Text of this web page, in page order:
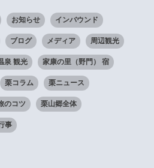
お知らせ インバウンド
ブログ メディア 周辺観光
泉 観光 家康の里（野門） 宿
栗コラム 栗ニュース
のコツ 栗山郷全体
事